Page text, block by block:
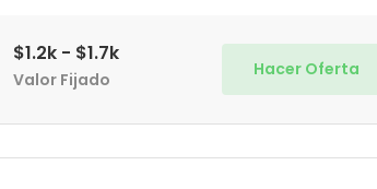
$1.2k - $1.7k
Valor Fijado Hacer Oferta